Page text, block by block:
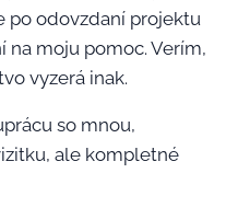
po odovzdaní projektu
na moju pomoc. Verím,
vyzerá inak.
so mnou,
ale kompletné